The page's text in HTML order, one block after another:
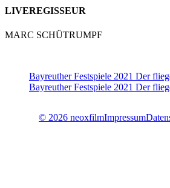
LIVEREGISSEUR
MARC SCHÜTRUMPF
Bayreuther Festspiele 2021 Der
Bayreuther Festspiele 2021 Der
© 2026 neoxfilmImpressum